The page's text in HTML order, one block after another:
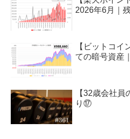
2026年6月｜
【ビットコイ
ての暗号資産
【32歳会社
り⑰